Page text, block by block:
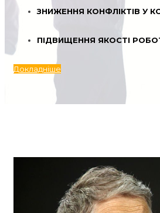
ЗНИЖЕННЯ КОНФЛІКТІВ У
ПІДВИЩЕННЯ ЯКОСТІ
Докладніше